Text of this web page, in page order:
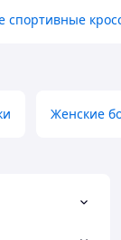
спортивные
Женские